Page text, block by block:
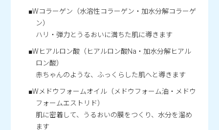
■Wコラーゲン（水溶性コラーゲン・加水分解コラーゲ
ン）
ハリ・弾力とうるおいに満ちた肌に導きます
■Wヒアルロン酸（ヒアルロン酸Na・加水分解ヒアル
ロン酸）
赤ちゃんのような、ふっくらした肌へと導きます
■Wメドウフォームオイル（メドウフォーム油・メドウ
フォームエストリド）
肌に密着して、うるおいの膜をつくり、水分を溜め
ます